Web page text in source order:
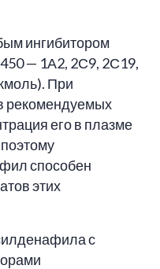
ингибитором
— 1А2, 2С9, 2С19,
При
рекомендуемых
его в плазме
способен
этих
с